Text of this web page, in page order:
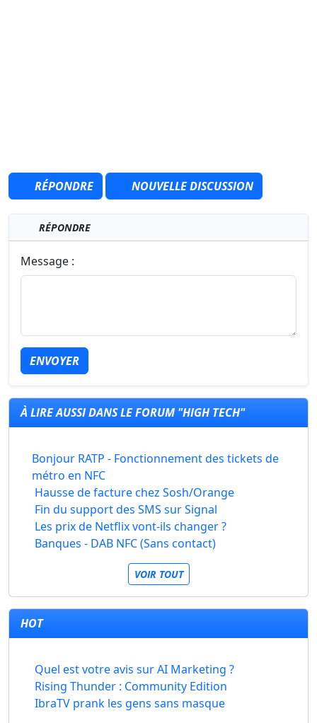
RÉPONDRE NOUVELLE DISCUSSION
RÉPONDRE
Message :
ENVOYER
À LIRE AUSSI DANS LE FORUM "HIGH TECH"
Bonjour RATP - Fonctionnement des tickets de
métro en NFC
Hausse de facture chez Sosh/Orange
Fin du support des SMS sur Signal
Les prix de Netflix vont-ils changer ?
Banques - DAB NFC (Sans contact)
VOIR TOUT
HOT
Quel est votre avis sur AI Marketing ?
Rising Thunder : Community Edition
IbraTV prank les gens sans masque